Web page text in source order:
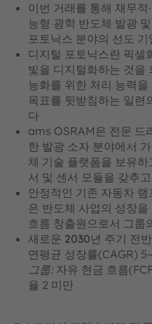
이번 거래를 통해 재무
능형 광학 반도체 발광
포토닉스 분야의 선도 기
디지털 포토닉스란 픽셀
빛을 디지털화하는 것을
능화를 위한 처리 능력을
목표를 뒷받침하는 일련
다
ams OSRAM은 전문 드
한 발광 소자 분야에서
체 기술 플랫폼을 보유하
서 및 센서 모듈을 갖추
안정적인 기존 자동차
은 반도체 사업의 성장
흐름 창출원으로서 그룹
새로운 2030년 주기 전
연평균 성장률(CAGR)
그룹:자유 현금 흐름
율 2 미만